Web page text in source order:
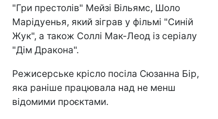
"Гри престолів" Мейзі Вільямс, Шоло
Марідуенья, який зіграв у фільмі "Синій
Жук", а також Соллі Мак-Леод із серіалу
"Дім Дракона".
Режисерське крісло посіла Сюзанна Бір,
яка раніше працювала над не менш
відомими проєктами.